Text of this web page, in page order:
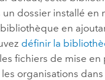
dossier installé en
en
définir la
fichiers de mise en
organisations